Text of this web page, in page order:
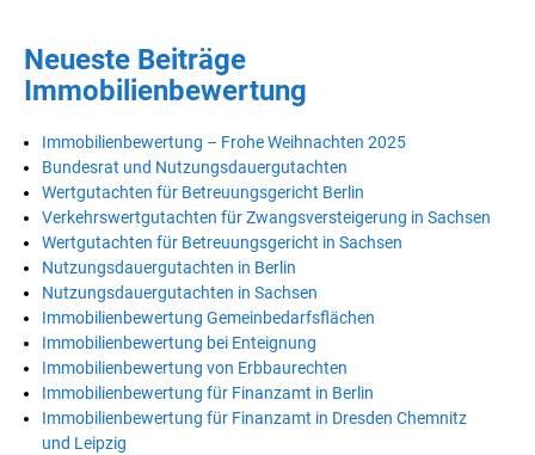
Neueste Beiträge
Immobilienbewertung
Immobilienbewertung – Frohe Weihnachten 2025
Bundesrat und Nutzungsdauergutachten
Wertgutachten für Betreuungsgericht Berlin
Verkehrswertgutachten für Zwangsversteigerung in Sachsen
Wertgutachten für Betreuungsgericht in Sachsen
Nutzungsdauergutachten in Berlin
Nutzungsdauergutachten in Sachsen
Immobilienbewertung Gemeinbedarfsflächen
Immobilienbewertung bei Enteignung
Immobilienbewertung von Erbbaurechten
Immobilienbewertung für Finanzamt in Berlin
Immobilienbewertung für Finanzamt in Dresden Chemnitz
und Leipzig